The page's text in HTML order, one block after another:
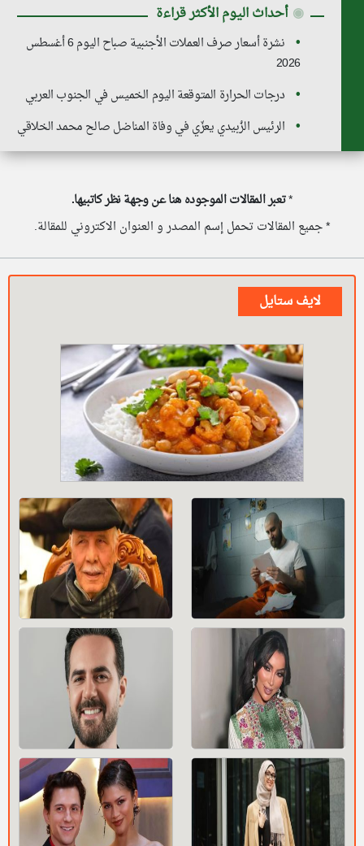
◉ أحداث اليوم الأكثر قراءة
نشرة أسعار صرف العملات الأجنبية صباح اليوم 6 أغسطس
2026
درجات الحرارة المتوقعة اليوم الخميس في الجنوب العربي
الرئيس الزُبيدي يعزّي في وفاة المناضل صالح محمد الخلاقي
*تعبر المقالات الموجوده هنا عن وجهة نظر كاتبيها.
* جميع المقالات تحمل إسم المصدر و العنوان الاكتروني للمقالة.
لايف ستايل